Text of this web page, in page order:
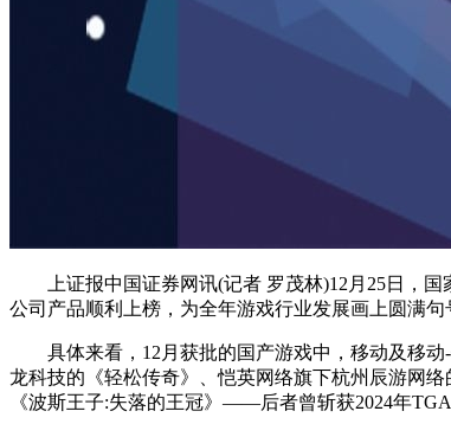
上证报中国证券网讯(记者 罗茂林)12月25日，国
公司产品顺利上榜，为全年游戏行业发展画上圆满句
具体来看，12月获批的国产游戏中，移动及移动-
龙科技的《轻松传奇》、恺英网络旗下杭州辰游网
《波斯王子:失落的王冠》——后者曾斩获2024年